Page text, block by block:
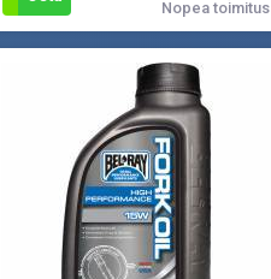
Nopea toimitus